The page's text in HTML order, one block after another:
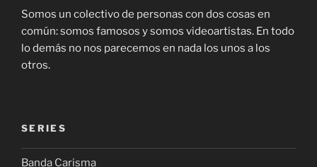
Somos un colectivo de personas con dos cosas en
común: somos famosos y somos videoartistas. En todo
lo demás no nos parecemos en nada los unos a los
otros.
SERIES
Banda Carisma